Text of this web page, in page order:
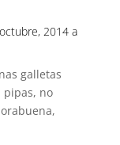
2014 a
galletas
pipas, no